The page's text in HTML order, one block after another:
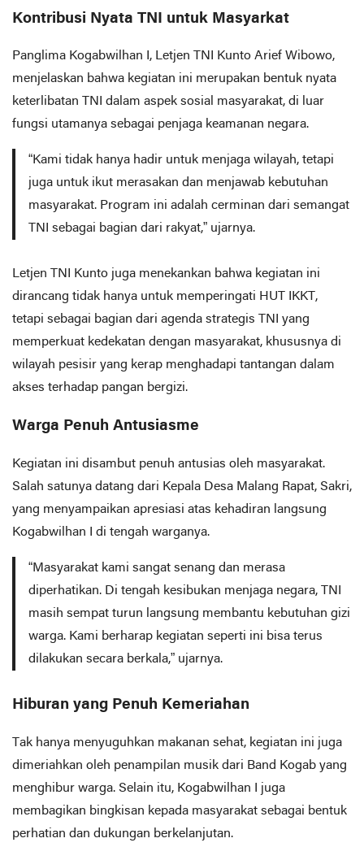
Kontribusi Nyata TNI untuk Masyarkat
Panglima Kogabwilhan I, Letjen TNI Kunto Arief Wibowo,
menjelaskan bahwa kegiatan ini merupakan bentuk nyata
keterlibatan TNI dalam aspek sosial masyarakat, di luar
fungsi utamanya sebagai penjaga keamanan negara.
“Kami tidak hanya hadir untuk menjaga wilayah, tetapi
juga untuk ikut merasakan dan menjawab kebutuhan
masyarakat. Program ini adalah cerminan dari semangat
TNI sebagai bagian dari rakyat,” ujarnya.
Letjen TNI Kunto juga menekankan bahwa kegiatan ini
dirancang tidak hanya untuk memperingati HUT IKKT,
tetapi sebagai bagian dari agenda strategis TNI yang
memperkuat kedekatan dengan masyarakat, khususnya di
wilayah pesisir yang kerap menghadapi tantangan dalam
akses terhadap pangan bergizi.
Warga Penuh Antusiasme
Kegiatan ini disambut penuh antusias oleh masyarakat.
Salah satunya datang dari Kepala Desa Malang Rapat, Sakri,
yang menyampaikan apresiasi atas kehadiran langsung
Kogabwilhan I di tengah warganya.
“Masyarakat kami sangat senang dan merasa
diperhatikan. Di tengah kesibukan menjaga negara, TNI
masih sempat turun langsung membantu kebutuhan gizi
warga. Kami berharap kegiatan seperti ini bisa terus
dilakukan secara berkala,” ujarnya.
Hiburan yang Penuh Kemeriahan
Tak hanya menyuguhkan makanan sehat, kegiatan ini juga
dimeriahkan oleh penampilan musik dari Band Kogab yang
menghibur warga. Selain itu, Kogabwilhan I juga
membagikan bingkisan kepada masyarakat sebagai bentuk
perhatian dan dukungan berkelanjutan.